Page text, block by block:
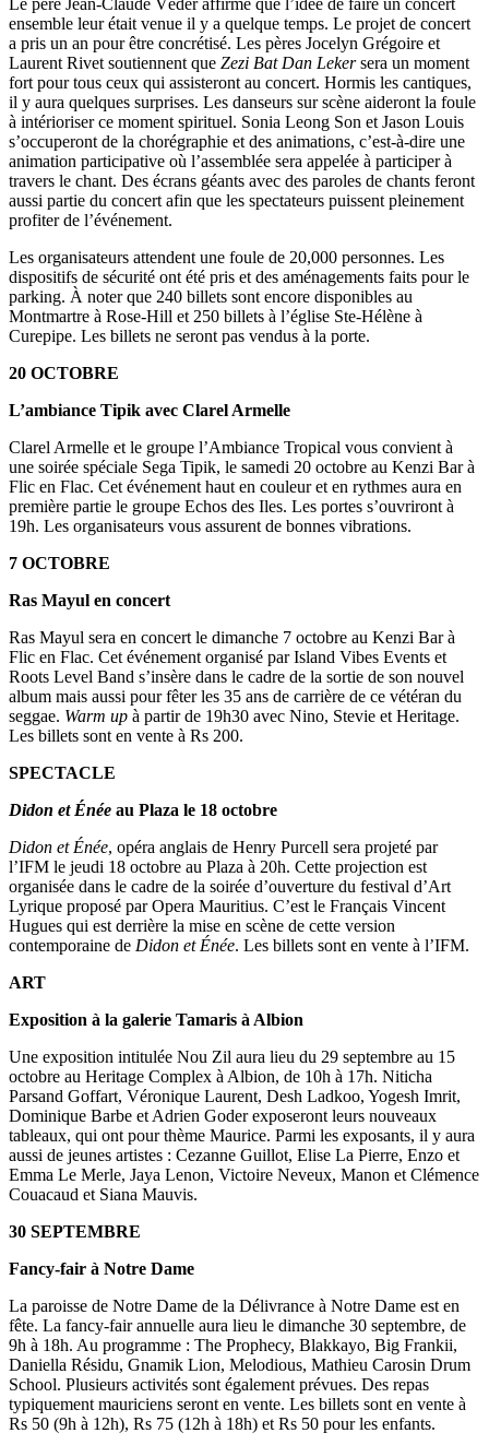
Le père Jean-Claude Véder affirme que l’idée de faire un concert
ensemble leur était venue il y a quelque temps. Le projet de concert
a pris un an pour être concrétisé. Les pères Jocelyn Grégoire et
Laurent Rivet soutiennent que Zezi Bat Dan Lekersera un moment
fort pour tous ceux qui assisteront au concert. Hormis les cantiques,
il y aura quelques surprises. Les danseurs sur scène aideront la foule
à intérioriser ce moment spirituel. Sonia Leong Son et Jason Louis
s’occuperont de la chorégraphie et des animations, c’est-à-dire une
animation participative où l’assemblée sera appelée à participer à
travers le chant. Des écrans géants avec des paroles de chants feront
aussi partie du concert afin que les spectateurs puissent pleinement
profiter de l’événement.
Les organisateurs attendent une foule de 20,000 personnes. Les
dispositifs de sécurité ont été pris et des aménagements faits pour le
parking. À noter que 240 billets sont encore disponibles au
Montmartre à Rose-Hill et 250 billets à l’église Ste-Hélène à
Curepipe. Les billets ne seront pas vendus à la porte.
20 OCTOBRE
L’ambiance Tipik avec Clarel Armelle
Clarel Armelle et le groupe l’Ambiance Tropical vous convient à
une soirée spéciale Sega Tipik, le samedi 20 octobre au Kenzi Bar à
Flic en Flac. Cet événement haut en couleur et en rythmes aura en
première partie le groupe Echos des Iles. Les portes s’ouvriront à
19h. Les organisateurs vous assurent de bonnes vibrations.
7 OCTOBRE
Ras Mayul en concert
Ras Mayul sera en concert le dimanche 7 octobre au Kenzi Bar à
Flic en Flac. Cet événement organisé par Island Vibes Events et
Roots Level Band s’insère dans le cadre de la sortie de son nouvel
album mais aussi pour fêter les 35 ans de carrière de ce vétéran du
seggae. Warm up à partir de 19h30 avec Nino, Stevie et Heritage.
Les billets sont en vente à Rs 200.
SPECTACLE
Didon et Énée au Plaza le 18 octobre
Didon et Énée, opéra anglais de Henry Purcell sera projeté par
l’IFM le jeudi 18 octobre au Plaza à 20h. Cette projection est
organisée dans le cadre de la soirée d’ouverture du festival d’Art
Lyrique proposé par Opera Mauritius. C’est le Français Vincent
Hugues qui est derrière la mise en scène de cette version
contemporaine de Didon et Énée. Les billets sont en vente à l’IFM.
ART
Exposition à la galerie Tamaris à Albion
Une exposition intitulée Nou Zil aura lieu du 29 septembre au 15
octobre au Heritage Complex à Albion, de 10h à 17h. Niticha
Parsand Goffart, Véronique Laurent, Desh Ladkoo, Yogesh Imrit,
Dominique Barbe et Adrien Goder exposeront leurs nouveaux
tableaux, qui ont pour thème Maurice. Parmi les exposants, il y aura
aussi de jeunes artistes : Cezanne Guillot, Elise La Pierre, Enzo et
Emma Le Merle, Jaya Lenon, Victoire Neveux, Manon et Clémence
Couacaud et Siana Mauvis.
30 SEPTEMBRE
Fancy-fair à Notre Dame
La paroisse de Notre Dame de la Délivrance à Notre Dame est en
fête. La fancy-fair annuelle aura lieu le dimanche 30 septembre, de
9h à 18h. Au programme : The Prophecy, Blakkayo, Big Frankii,
Daniella Résidu, Gnamik Lion, Melodious, Mathieu Carosin Drum
School. Plusieurs activités sont également prévues. Des repas
typiquement mauriciens seront en vente. Les billets sont en vente à
Rs 50 (9h à 12h), Rs 75 (12h à 18h) et Rs 50 pour les enfants.